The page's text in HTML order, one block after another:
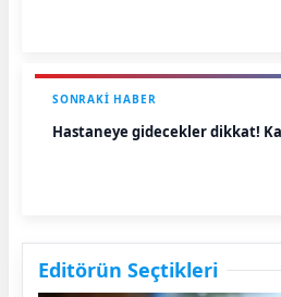
SONRAKI HABER
Hastaneye gidecekler dikkat!
Editörün Seçtikleri